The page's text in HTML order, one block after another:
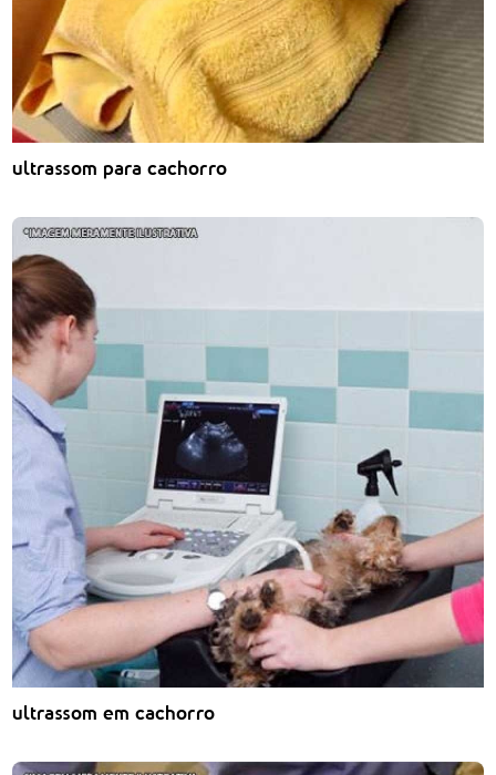
ultrassom para cachorro
ultrassom em cachorro